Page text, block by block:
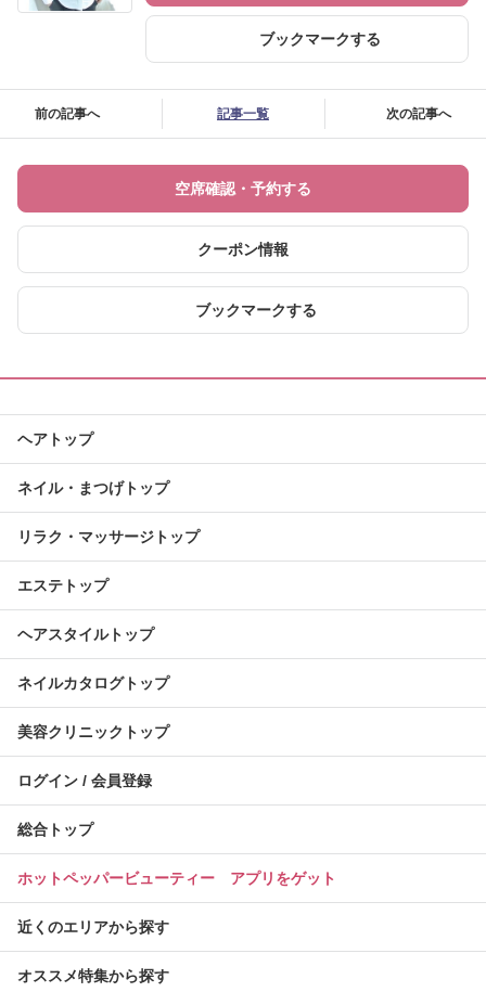
ブックマークする
前の記事へ 記事一覧 次の記事へ
空席確認・予約する
クーポン情報
ブックマークする
ヘアトップ
ネイル・まつげトップ
リラク・マッサージトップ
エステトップ
ヘアスタイルトップ
ネイルカタログトップ
美容クリニックトップ
ログイン / 会員登録
総合トップ
ホットペッパービューティー アプリをゲット
近くのエリアから探す
オススメ特集から探す